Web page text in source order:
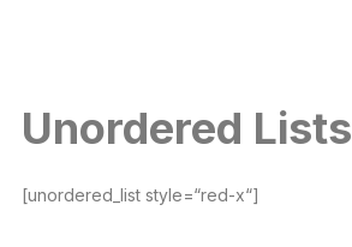
Unordered Lists
[unordered_list style=“red-x“]